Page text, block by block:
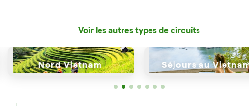
Voir les autres types de circuits
Séjours au Vietnam Voyage de noce